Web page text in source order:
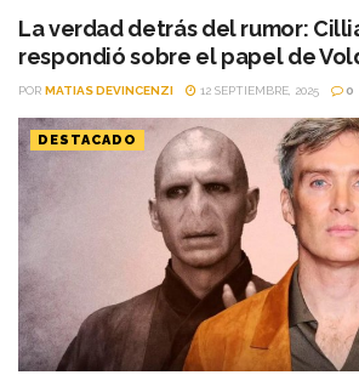
su recorrido...
La verdad detrás del rumor:
respondió sobre el papel de
POR MATIAS DEVINCENZI 12 SEPTIEMBRE, 2025 0
DESTACADO